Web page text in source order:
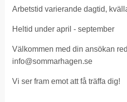
Arbetstid varierande dagtid,
Heltid under april - september
Välkommen med din ansökan
info@sommarhagen.se
Vi ser fram emot att få träffa dig!